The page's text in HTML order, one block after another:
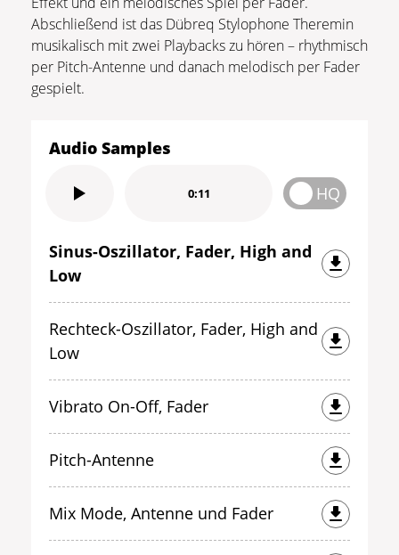
Abschließend ist das Dübreq Stylophone Theremin
musikalisch mit zwei Playbacks zu hören – rhythmisch
per Pitch-Antenne und danach melodisch per Fader
gespielt.
Audio Samples
0:11 HQ
Sinus-Oszillator, Fader, High and
Low
Rechteck-Oszillator, Fader, High and
Low
Vibrato On-Off, Fader
Pitch-Antenne
Mix Mode, Antenne und Fader